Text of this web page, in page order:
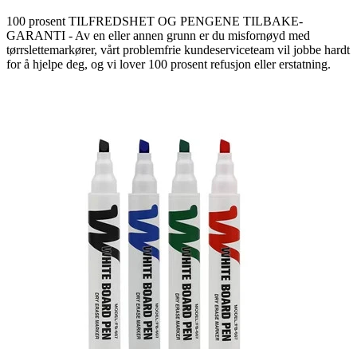
100 prosent TILFREDSHET OG PENGENE TILBAKE-
GARANTI - Av en eller annen grunn er du misfornøyd med
tørrslettemarkører, vårt problemfrie kundeserviceteam vil jobbe hardt
for å hjelpe deg, og vi lover 100 prosent refusjon eller erstatning.